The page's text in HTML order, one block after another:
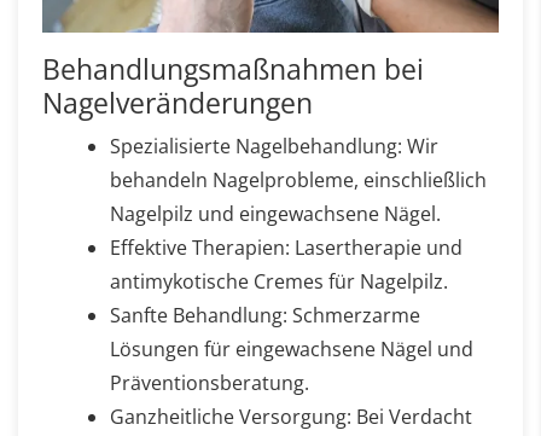
Behandlungsmaßnahmen bei
Nagelveränderungen
Spezialisierte Nagelbehandlung: Wir
behandeln Nagelprobleme, einschließlich
Nagelpilz und eingewachsene Nägel.
Effektive Therapien: Lasertherapie und
antimykotische Cremes für Nagelpilz.
Sanfte Behandlung: Schmerzarme
Lösungen für eingewachsene Nägel und
Präventionsberatung.
Ganzheitliche Versorgung: Bei Verdacht